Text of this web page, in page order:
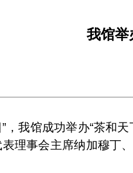
我馆举
，我馆成功举办“茶和
理事会主席纳加穆丁